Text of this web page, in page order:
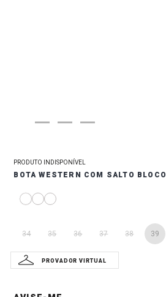
PRODUTO INDISPONÍVEL
BOTA WESTERN COM SALTO BLOCO
34 35 36 37 38 39